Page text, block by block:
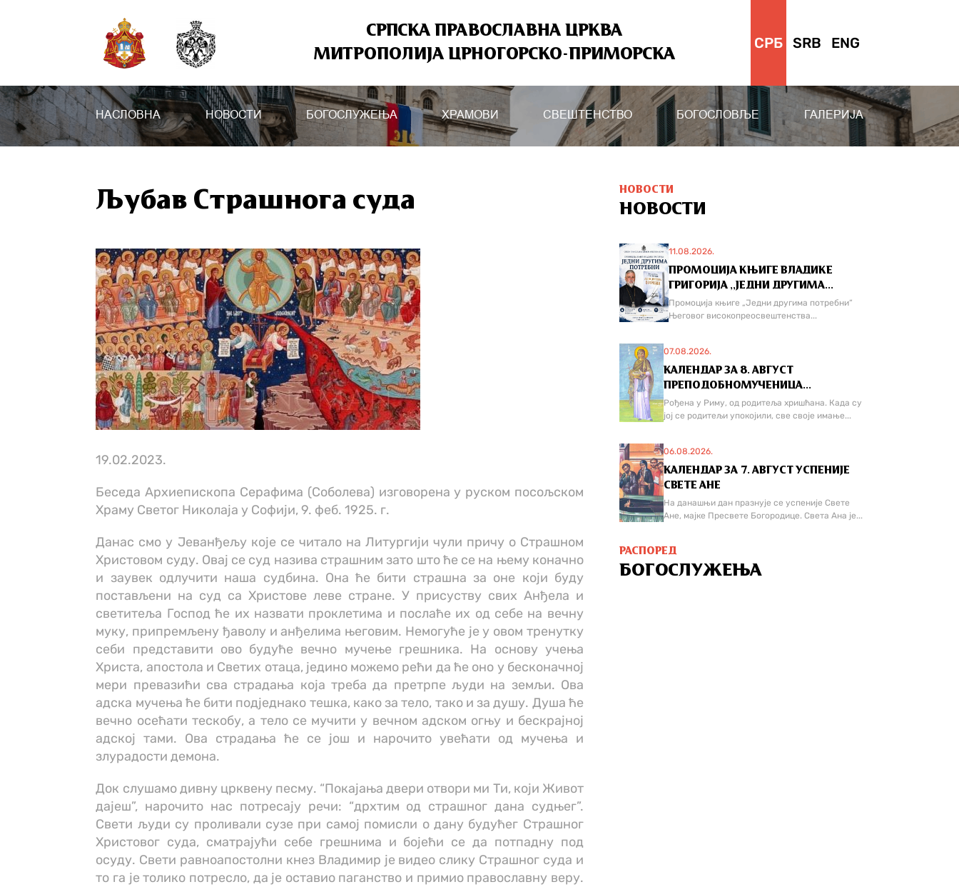
СРПСКА ПРАВОСЛАВНА ЦРКВА
МИТРОПОЛИЈА ЦРНОГОРСКО-ПРИМОРСКА
СРБ SRB ENG
НАСЛОВНА НОВОСТИ БОГОСЛУЖЕЊА ХРАМОВИ СВЕШТЕНСТВО БОГОСЛОВЉЕ ГАЛЕРИЈА
Љубав Страшнога суда
19.02.2023.
Беседа Архиепископа Серафима (Соболева) изговорена у руском посољском
Храму Светог Николаја у Софији, 9. феб. 1925. г.
Данас смо у Јеванђељу које се читало на Литургији чули причу о Страшном
Христовом суду. Овај се суд назива страшним зато што ће се на њему коначно
и заувек одлучити наша судбина. Она ће бити страшна за оне који буду
постављени на суд са Христове леве стране. У присуству свих Анђела и
светитеља Господ ће их назвати проклетима и послаће их од себе на вечну
муку, припремљену ђаволу и анђелима његовим. Немогуће је у овом тренутку
себи представити ово будуће вечно мучење грешника. На основу учења
Христа, апостола и Светих отаца, једино можемо рећи да ће оно у бесконачној
мери превазићи сва страдања која треба да претрпе људи на земљи. Ова
адска мучења ће бити подједнако тешка, како за тело, тако и за душу. Душа ће
вечно осећати тескобу, а тело се мучити у вечном адском огњу и бескрајној
адској тами. Ова страдања ће се још и нарочито увећати од мучења и
злурадости демона.
Док слушамо дивну црквену песму. “Покајања двери отвори ми Ти, који Живот
дајеш”, нарочито нас потресају речи: “дрхтим од страшног дана судњег”.
Свети људи су проливали сузе при самој помисли о дану будућег Страшног
Христовог суда, сматрајући себе грешнима и бојећи се да потпадну под
осуду. Свети равноапостолни кнез Владимир је видео слику Страшног суда и
то га је толико потресло, да је оставио паганство и примио православну веру.
НОВОСТИ
НОВОСТИ
11.08.2026.
ПРОМОЦИЈА КЊИГЕ ВЛАДИКЕ
ГРИГОРИЈА ,,ЈЕДНИ ДРУГИМА...
Промоција књиге „Једни другима потребни“
Његовог високопреосвештенства...
07.08.2026.
КАЛЕНДАР ЗА 8. АВГУСТ
ПРЕПОДОБНОМУЧЕНИЦА...
Рођена у Риму, од родитеља хришћана. Када су
јој се родитељи упокојили, све своје имање...
06.08.2026.
КАЛЕНДАР ЗА 7. АВГУСТ УСПЕНИЈЕ
СВЕТЕ АНЕ
На данашњи дан празнује се успеније Свете
Ане, мајке Пресвете Богородице. Света Ана је...
РАСПОРЕД
БОГОСЛУЖЕЊА